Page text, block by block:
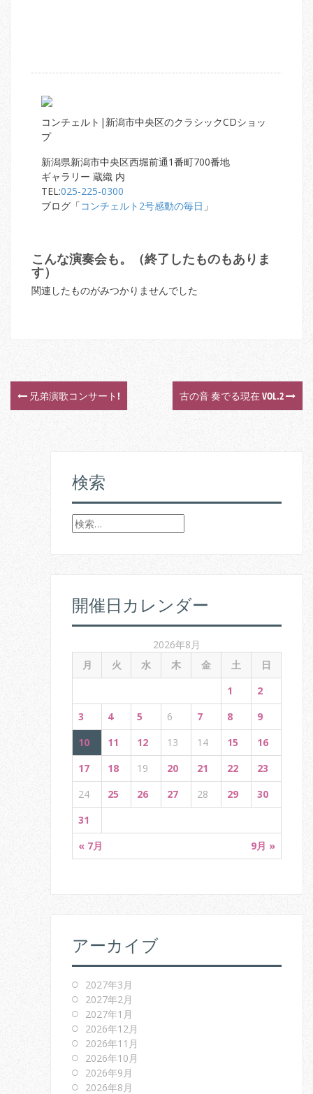
コンチェルト|新潟市中央区のクラシックCDショッ
プ
新潟県新潟市中央区西堀前通1番町700番地
ギャラリー 蔵織 内
TEL:025-225-0300
ブログ「コンチェルト2号感動の毎日 」
こんな演奏会も。（終了したものもありま
す）
関連したものがみつかりませんでした
P 兄弟演歌コンサート! 古の音 奏でる現在 VOL.2
検索
検
索
開催日カレンダー
2026年8月
月
火 水 木 金 土 日
« 7月 9月 »
1
2
3
4 5 6 7 8
9
10
11 12 13 14 15
16
17
18 19 20 21 22
23
24
25 26 27 28 29
30
31
アーカイブ
2027年3月
2027年2月
2027年1月
2026年12月
2026年11月
2026年10月
2026年9月
2026年8月